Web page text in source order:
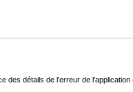
détails de l'erreur de